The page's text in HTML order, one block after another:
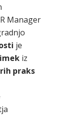
Manager
je
iz
praks